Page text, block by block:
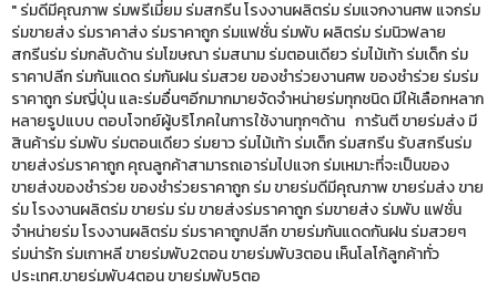
" ร่มดีมีคุณภาพ ร่มพรีเมี่ยม ร่มสกรีน โรงงานผลิตร่ม ร่มแจกงานศพ แจกร่ม
ร่มขายส่ง ร่มราคาส่ง ร่มราคาถูก ร่มแฟชั่น ร่มพับ ผลิตร่ม ร่มนิวฟลาย
สกรีนร่ม ร่มกลับด้าน ร่มโฆษณา ร่มสนาม ร่มตอนเดียว ร่มไม้เท้า ร่มเด็ก ร่ม
ราคาปลีก ร่มกันแดด ร่มกันฝน ร่มสวย ของชำร่วยงานศพ ของชำร่วย ร่มร่ม
ราคาถูก ร่มญี่ปุ่น และร่มอื่นๆอีกมากมายจัดจำหน่ายร่มทุกชนิด มีให้เลือกหลาก
หลายรูปแบบ ตอบโจทย์ผู้บริโภคในการใช้งานทุกๆด้าน การันตี ขายร่มส่ง มี
สินค้าร่ม ร่มพับ ร่มตอนเดียว ร่มยาว ร่มไม้เท้า ร่มเด็ก ร่มสกรีน รับสกรีนร่ม
ขายส่งร่มราคาถูก คุณลูกค้าสามารถเอาร่มไปแจก ร่มเหมาะที่จะเป็นของ
ขายส่งของชำร่วย ของชำร่วยราคาถูก ร่ม ขายร่มดีมีคุณภาพ ขายร่มส่ง ขาย
ร่ม โรงงานผลิตร่ม ขายร่ม ร่ม ขายส่งร่มราคาถูก ร่มขายส่ง ร่มพับ แฟชั่น
จำหน่ายร่ม โรงงานผลิตร่ม ร่มราคาถูกปลีก ขายร่มกันแดดกันฝน ร่มสวยๆ
ร่มน่ารัก ร่มเกาหลี ขายร่มพับ2ตอน ขายร่มพับ3ตอน เห็นโลโก้ลูกค้าทั่ว
ประเทศ.ขายร่มพับ4ตอน ขายร่มพับ5ตอ